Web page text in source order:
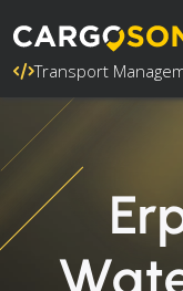
Transport